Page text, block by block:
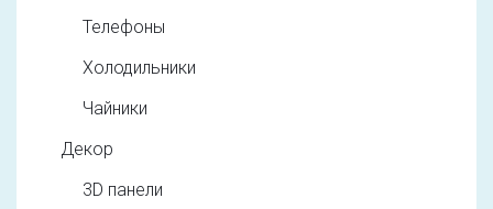
Телефоны
Холодильники
Чайники
Декор
3D панели